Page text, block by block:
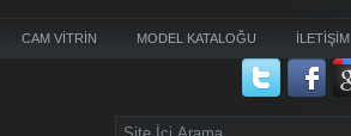
CAM VİTRİN MODEL KATALOĞU İLETİŞİM